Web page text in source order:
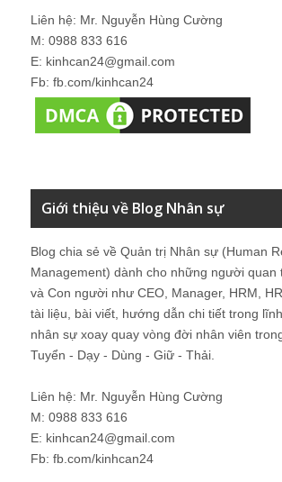
Liên hệ: Mr. Nguyễn Hùng Cường
M: 0988 833 616
E: kinhcan24@gmail.com
Fb: fb.com/kinhcan24
Giới thiệu về Blog Nhân sự
Blog chia sẻ về Quản trị Nhân sự (Human
Management) dành cho những người quan
và Con người như CEO, Manager, HRM,
tài liệu, bài viết, hướng dẫn chi tiết trong
nhân sự xoay quay vòng đời nhân viên
Tuyển - Dạy - Dùng - Giữ - Thải.
Liên hệ: Mr. Nguyễn Hùng Cường
M: 0988 833 616
E: kinhcan24@gmail.com
Fb: fb.com/kinhcan24